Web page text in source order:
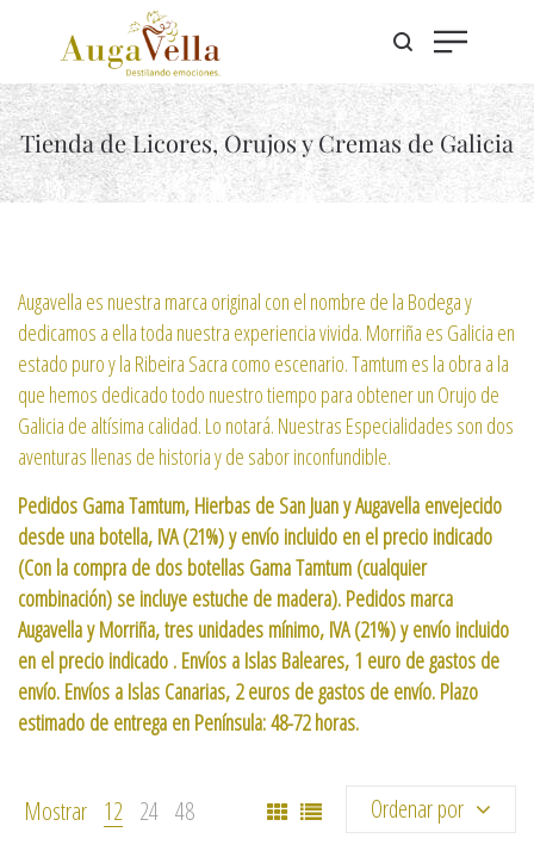
Tienda de Licores, Orujos y Cremas de Galicia
Augavella es nuestra marca original con el nombre de la Bodega y
dedicamos a ella toda nuestra experiencia vivida. Morriña es Galicia en
estado puro y la Ribeira Sacra como escenario. Tamtum es la obra a la
que hemos dedicado todo nuestro tiempo para obtener un Orujo de
Galicia de altísima calidad. Lo notará. Nuestras Especialidades son dos
aventuras llenas de historia y de sabor inconfundible.
Pedidos Gama Tamtum, Hierbas de San Juan y Augavella envejecido
desde una botella, IVA (21%) y envío incluido en el precio indicado
(Con la compra de dos botellas Gama Tamtum (cualquier
combinación) se incluye estuche de madera). Pedidos marca
Augavella y Morriña, tres unidades mínimo, IVA (21%) y envío incluido
en el precio indicado . Envíos a Islas Baleares, 1 euro de gastos de
envío. Envíos a Islas Canarias, 2 euros de gastos de envío. Plazo
estimado de entrega en Península: 48-72 horas.
Mostrar 12 24 48 Ordenar por